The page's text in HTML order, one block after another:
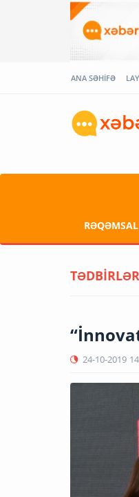
ANA SƏHİFƏ
TƏDBİRLƏR
24-10-2019